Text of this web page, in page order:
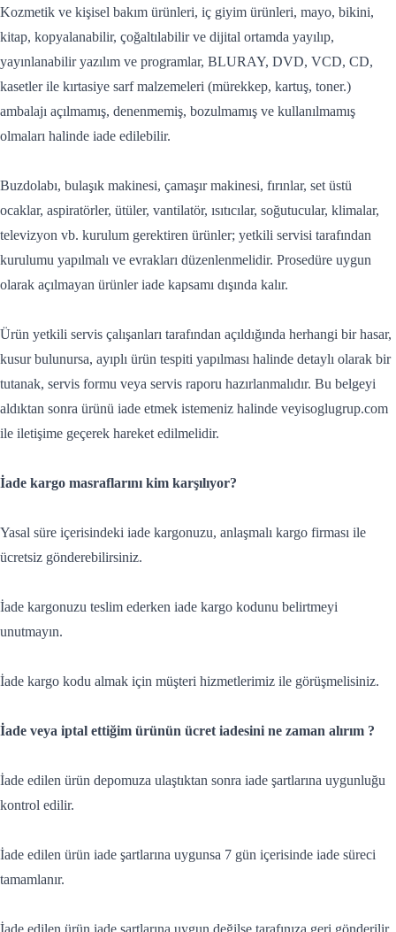
Kozmetik ve kişisel bakım ürünleri, iç giyim ürünleri, mayo, bikini,
kitap, kopyalanabilir, çoğaltılabilir ve dijital ortamda yayılıp,
yayınlanabilir yazılım ve programlar, BLURAY, DVD, VCD, CD,
kasetler ile kırtasiye sarf malzemeleri (mürekkep, kartuş, toner.)
ambalajı açılmamış, denenmemiş, bozulmamış ve kullanılmamış
olmaları halinde iade edilebilir.
Buzdolabı, bulaşık makinesi, çamaşır makinesi, fırınlar, set üstü
ocaklar, aspiratörler, ütüler, vantilatör, ısıtıcılar, soğutucular, klimalar,
televizyon vb. kurulum gerektiren ürünler; yetkili servisi tarafından
kurulumu yapılmalı ve evrakları düzenlenmelidir. Prosedüre uygun
olarak açılmayan ürünler iade kapsamı dışında kalır.
Ürün yetkili servis çalışanları tarafından açıldığında herhangi bir hasar,
kusur bulunursa, ayıplı ürün tespiti yapılması halinde detaylı olarak bir
tutanak, servis formu veya servis raporu hazırlanmalıdır. Bu belgeyi
aldıktan sonra ürünü iade etmek istemeniz halinde veyisoglugrup.com
ile iletişime geçerek hareket edilmelidir.
İade kargo masraflarını kim karşılıyor?
Yasal süre içerisindeki iade kargonuzu, anlaşmalı kargo firması ile
ücretsiz gönderebilirsiniz.
İade kargonuzu teslim ederken iade kargo kodunu belirtmeyi
unutmayın.
İade kargo kodu almak için müşteri hizmetlerimiz ile görüşmelisiniz.
İade veya iptal ettiğim ürünün ücret iadesini ne zaman alırım ?
İade edilen ürün depomuza ulaştıktan sonra iade şartlarına uygunluğu
kontrol edilir.
İade edilen ürün iade şartlarına uygunsa 7 gün içerisinde iade süreci
tamamlanır.
İade edilen ürün iade şartlarına uygun değilse tarafınıza geri gönderilir.